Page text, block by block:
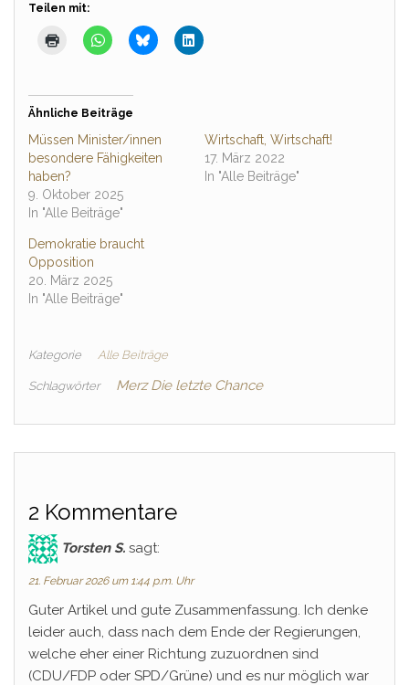
Teilen mit:
Ähnliche Beiträge
Müssen Minister/innen
besondere Fähigkeiten
haben?
9. Oktober 2025
In "Alle Beiträge"
Wirtschaft, Wirtschaft!
17. März 2022
In "Alle Beiträge"
Demokratie braucht
Opposition
20. März 2025
In "Alle Beiträge"
Kategorie Alle Beiträge
Schlagwörter Merz Die letzte Chance
2 Kommentare
Torsten S. sagt:
21. Februar 2026 um 1:44 p.m. Uhr
Guter Artikel und gute Zusammenfassung. Ich denke
leider auch, dass nach dem Ende der Regierungen,
welche eher einer Richtung zuzuordnen sind
(CDU/FDP oder SPD/Grüne) und es nur möglich war